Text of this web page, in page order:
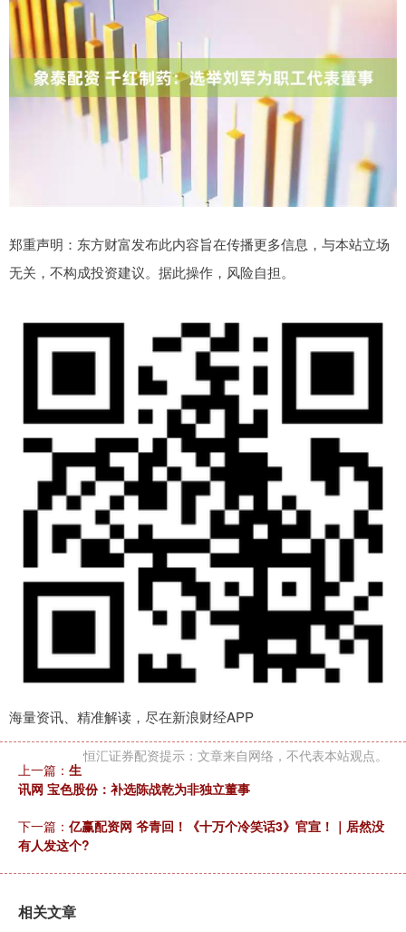
郑重声明：东方财富发布此内容旨在传播更多信息，与本站立场
无关，不构成投资建议。据此操作，风险自担。
海量资讯、精准解读，尽在新浪财经APP
恒汇证券配资提示：文章来自网络，不代表本站观点。
上一篇： 生
讯网 宝色股份：补选陈战乾为非独立董事
下一篇： 亿赢配资网 爷青回！《十万个冷笑话3》官宣！｜居然没
有人发这个?
相关文章